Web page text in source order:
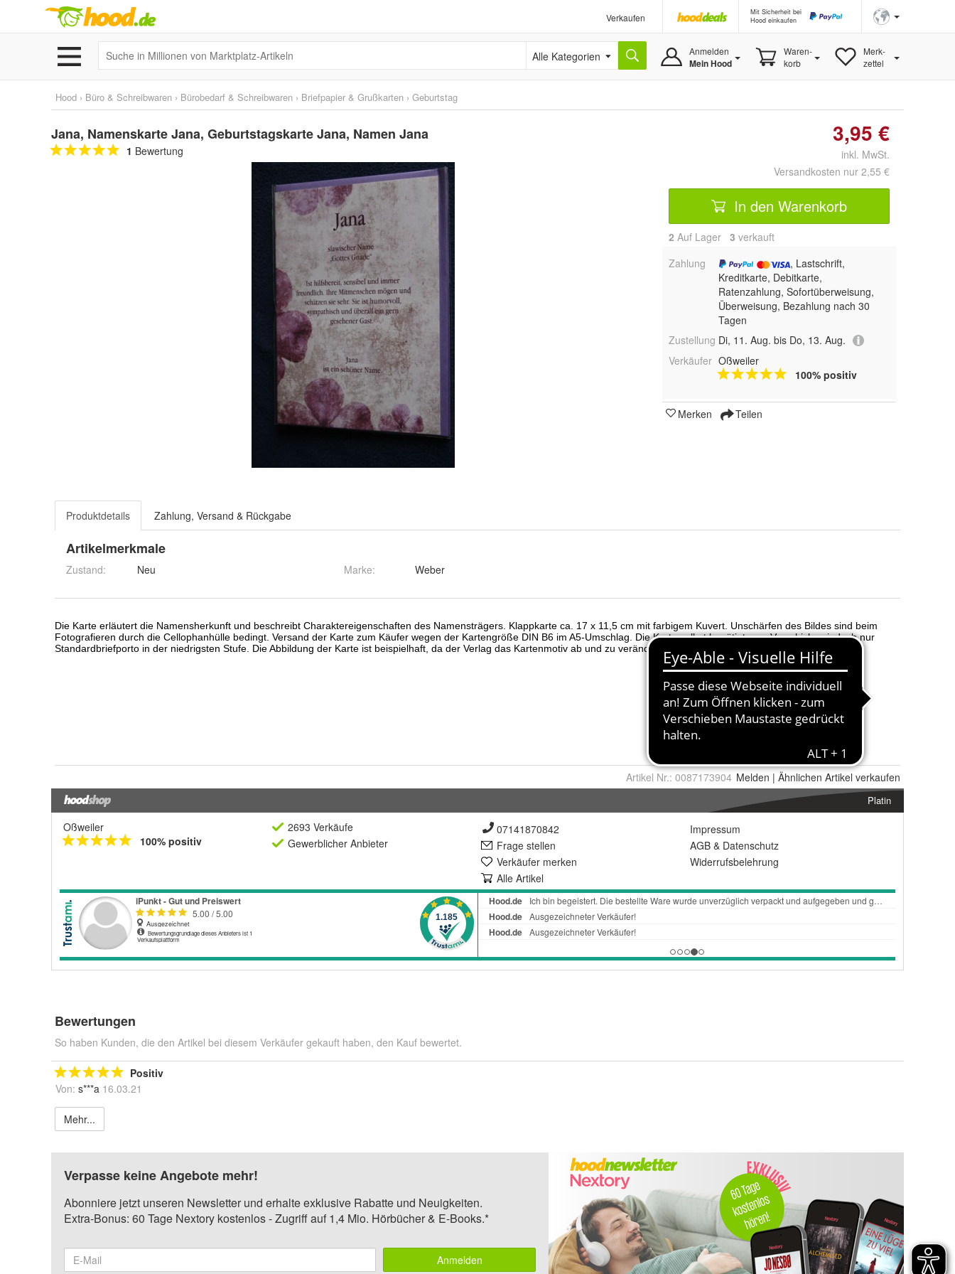
Verkaufen
Mit Sicherheit bei
Hood einkaufen
Alle Kategorien Anmelden
Mein Hood
Waren-
korb
Merk-
zettel
Hood › Büro & Schreibwaren › Bürobedarf & Schreibwaren › Briefpapier & Grußkarten › Geburtstag
Jana, Namenskarte Jana, Geburtstagskarte Jana, Namen Jana
1 Bewertung
3,95 €
inkl. MwSt.
Versandkosten nur 2,55 €
In den Warenkorb
2 Auf Lager 3 verkauft
Zahlung
, Lastschrift,
Kreditkarte, Debitkarte,
Ratenzahlung, Sofortüberweisung,
Überweisung, Bezahlung nach 30
Tagen
Zustellung Di, 11. Aug. bis Do, 13. Aug.
Verkäufer Oßweiler
100% positiv
Merken Teilen
Produktdetails Zahlung, Versand & Rückgabe
Artikelmerkmale
Zustand: Neu Marke: Weber
Artikel Nr.: 0087173904 Melden | Ähnlichen Artikel verkaufen
Platin
Oßweiler
100% positiv
2693 Verkäufe
Gewerblicher Anbieter
07141870842
Frage stellen
Verkäufer merken
Alle Artikel
Impressum
AGB & Datenschutz
Widerrufsbelehrung
Bewertungen
So haben Kunden, die den Artikel bei diesem Verkäufer gekauft haben, den Kauf bewertet.
Positiv
Von: s***a 16.03.21
Mehr...
Verpasse keine Angebote mehr!
Abonniere jetzt unseren Newsletter und erhalte exklusive Rabatte und Neuigkeiten.
Extra-Bonus: 60 Tage Nextory kostenlos - Zugriff auf 1,4 Mio. Hörbücher & E-Books.*
Anmelden